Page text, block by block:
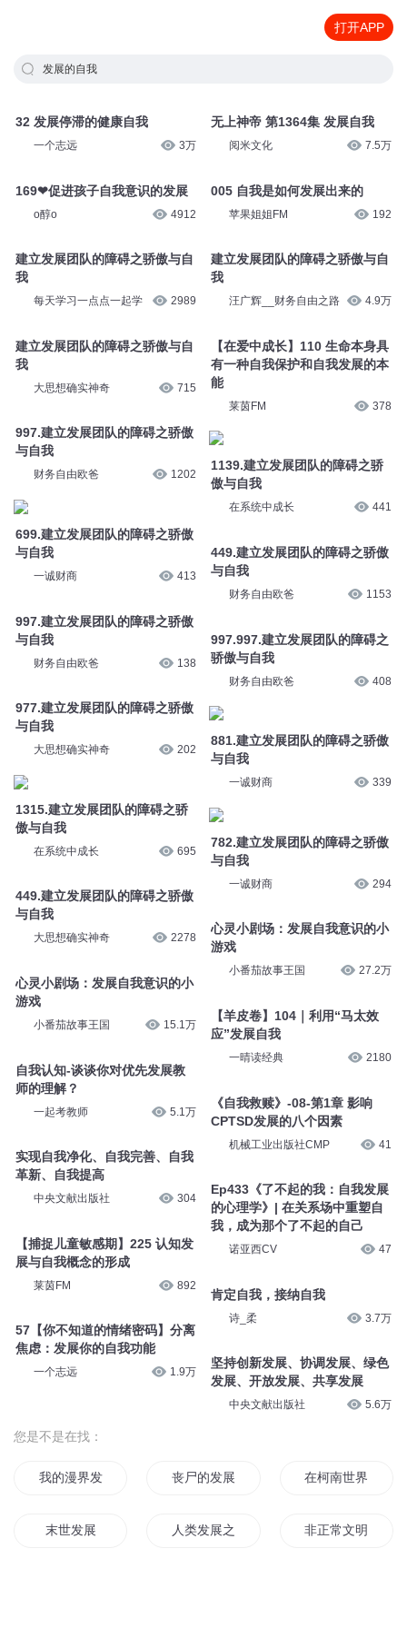
打开APP
发展的自我
32 发展停滞的健康自我
一个志远 3万
169❤促进孩子自我意识的发展
o醇o 4912
建立发展团队的障碍之骄傲与自
我
每天学习一点点一起学 2989
建立发展团队的障碍之骄傲与自
我
大思想确实神奇 715
997.建立发展团队的障碍之骄傲
与自我
财务自由欧爸 1202
699.建立发展团队的障碍之骄傲
与自我
一诚财商 413
997.建立发展团队的障碍之骄傲
与自我
财务自由欧爸 138
977.建立发展团队的障碍之骄傲
与自我
大思想确实神奇 202
1315.建立发展团队的障碍之骄
傲与自我
在系统中成长 695
449.建立发展团队的障碍之骄傲
与自我
大思想确实神奇 2278
心灵小剧场：发展自我意识的小
游戏
小番茄故事王国 15.1万
自我认知-谈谈你对优先发展教
师的理解？
一起考教师 5.1万
实现自我净化、自我完善、自我
革新、自我提高
中央文献出版社 304
【捕捉儿童敏感期】225 认知发
展与自我概念的形成
莱茵FM 892
57【你不知道的情绪密码】分离
焦虑：发展你的自我功能
一个志远 1.9万
无上神帝 第1364集 发展自我
阅米文化 7.5万
005 自我是如何发展出来的
苹果姐姐FM 192
建立发展团队的障碍之骄傲与自
我
汪广辉__财务自由之路 4.9万
【在爱中成长】110 生命本身具
有一种自我保护和自我发展的本
能
莱茵FM 378
1139.建立发展团队的障碍之骄
傲与自我
在系统中成长 441
449.建立发展团队的障碍之骄傲
与自我
财务自由欧爸 1153
997.997.建立发展团队的障碍之
骄傲与自我
财务自由欧爸 408
881.建立发展团队的障碍之骄傲
与自我
一诚财商 339
782.建立发展团队的障碍之骄傲
与自我
一诚财商 294
心灵小剧场：发展自我意识的小
游戏
小番茄故事王国 27.2万
【羊皮卷】104｜利用“马太效
应”发展自我
一晴读经典 2180
《自我救赎》-08-第1章 影响
CPTSD发展的八个因素
机械工业出版社CMP 41
Ep433《了不起的我：自我发展
的心理学》| 在关系场中重塑自
我，成为那个了不起的自己
诺亚西CV 47
肯定自我，接纳自我
诗_柔 3.7万
坚持创新发展、协调发展、绿色
发展、开放发展、共享发展
中央文献出版社 5.6万
您是不是在找：
我的漫界发展 丧尸的发展 在柯南世界发展
末世发展 人类发展之初 非正常文明发展